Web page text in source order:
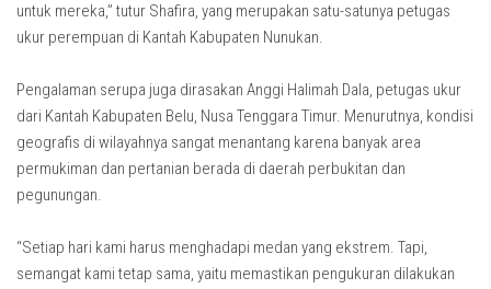
untuk mereka,” tutur Shafira, yang merupakan satu-satunya petugas
ukur perempuan di Kantah Kabupaten Nunukan.
Pengalaman serupa juga dirasakan Anggi Halimah Dala, petugas ukur
dari Kantah Kabupaten Belu, Nusa Tenggara Timur. Menurutnya, kondisi
geografis di wilayahnya sangat menantang karena banyak area
permukiman dan pertanian berada di daerah perbukitan dan
pegunungan.
“Setiap hari kami harus menghadapi medan yang ekstrem. Tapi,
semangat kami tetap sama, yaitu memastikan pengukuran dilakukan